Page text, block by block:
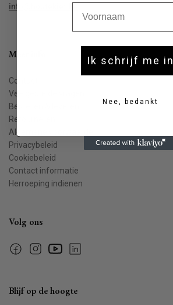
info@houtekiet.be
Meer info
Contact
Veelgestelde vragen
Bestellen & leveren
Retourneren
Algemene voorwaarden
Privacybeleid
Cookiebeleid
Contact informatie
Herroeping indienen
Volg ons
FacebookInstagramYouTubeLinkedin
Blijf op de hoogte
Ik schrijf me in
Nee, bedankt